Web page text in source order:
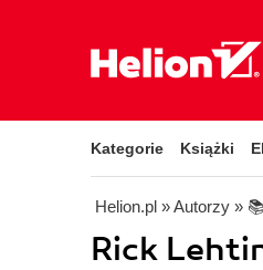
Kategorie Książki
Helion.pl » Autorzy »
Rick